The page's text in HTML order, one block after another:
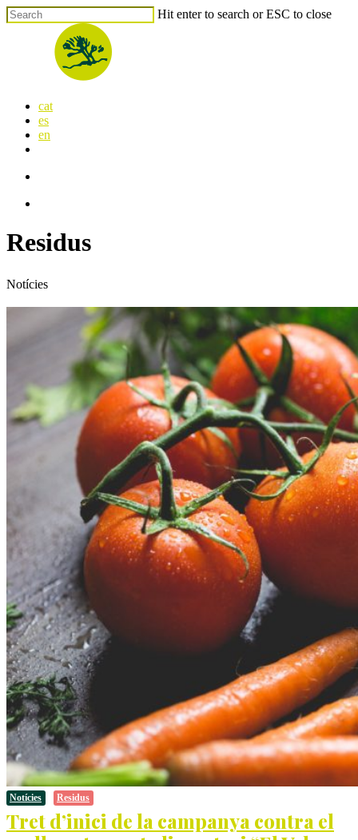
Skip
to
Hit enter to search or ESC to close
search
Menu
cat
es
en
Residus
Notícies
Notícies Residus
Tret d’inici de la campanya contra el